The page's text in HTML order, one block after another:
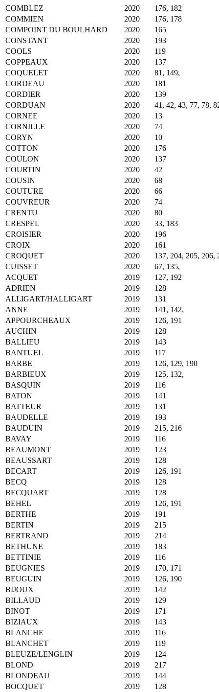
COMBLEZ
2020
176, 182
COMMIEN
2020
176, 178
COMPOINT DU BOULHARD
2020
165
CONSTANT
2020
193
COOLS
2020
119
COPPEAUX
2020
137
COQUELET
2020
81, 149,
CORDEAU
2020
181
CORDIER
2020
139
CORDUAN
2020
41, 42, 43, 77, 78,
CORNEE
2020
13
CORNILLE
2020
74
CORYN
2020
10
COTTON
2020
176
COULON
2020
137
COURTIN
2020
42
COUSIN
2020
68
COUTURE
2020
66
COUVREUR
2020
74
CRENTU
2020
80
CRESPEL
2020
33, 183
CROISIER
2020
196
CROIX
2020
161
CROQUET
2020
137, 204, 205, 206,
CUISSET
2020
67, 135,
ACQUET
2019
127, 192
ADRIEN
2019
128
ALLIGART/HALLIGART
2019
131
ANNE
2019
141, 142,
APPOURCHEAUX
2019
126, 191
AUCHIN
2019
128
BALLIEU
2019
143
BANTUEL
2019
117
BARBE
2019
126, 129, 190
BARBIEUX
2019
125, 132,
BASQUIN
2019
116
BATON
2019
141
BATTEUR
2019
131
BAUDELLE
2019
193
BAUDUIN
2019
215, 216
BAVAY
2019
116
BEAUMONT
2019
123
BEAUSSART
2019
128
BECART
2019
126, 191
BECQ
2019
128
BECQUART
2019
128
BEHEL
2019
126, 191
BERTHE
2019
191
BERTIN
2019
215
BERTRAND
2019
214
BETHUNE
2019
183
BETTINIE
2019
116
BEUGNIES
2019
170, 171
BEUGUIN
2019
126, 190
BIJOUX
2019
142
BILLAUD
2019
129
BINOT
2019
171
BIZIAUX
2019
143
BLANCHE
2019
116
BLANCHET
2019
119
BLEUZE/LENGLIN
2019
124
BLOND
2019
217
BLONDEAU
2019
144
BOCQUET
2019
128